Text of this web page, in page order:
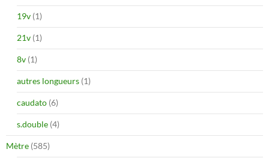
19v (1)
21v (1)
8v (1)
autres longueurs (1)
caudato (6)
s.double (4)
Mètre (585)